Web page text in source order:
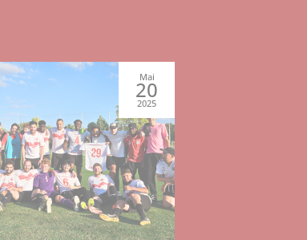
Mai
20
2025